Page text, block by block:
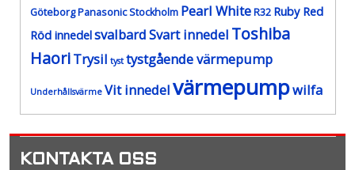
GöteborgPanasonic Stockholm Pearl WhiteR32 Ruby Red
Röd innedelsvalbardSvart innedel Toshiba
HaoriTrysil tyst tystgående värmepump
Underhållsvärme Vit innedelvärmepumpwilfa
KONTAKTA OSS